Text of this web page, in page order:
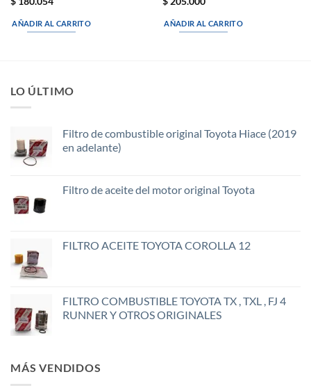
AÑADIR AL CARRITO AÑADIR AL CARRITO
LO ÚLTIMO
Filtro de combustible original Toyota Hiace (2019
en adelante)
Filtro de aceite del motor original Toyota
FILTRO ACEITE TOYOTA COROLLA 12
FILTRO COMBUSTIBLE TOYOTA TX , TXL , FJ 4
RUNNER Y OTROS ORIGINALES
MÁS VENDIDOS